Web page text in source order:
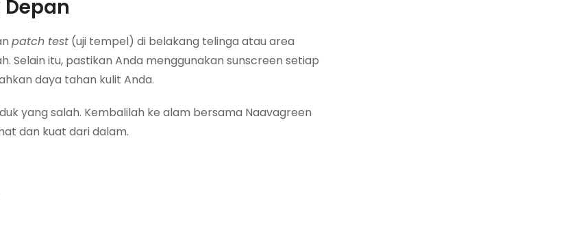
patch test (uji tempel) di belakang telinga atau area
Selain itu, pastikan Anda menggunakan sunscreen setiap
daya tahan kulit Anda.
yang salah. Kembalilah ke alam bersama Naavagreen
dan kuat dari dalam.